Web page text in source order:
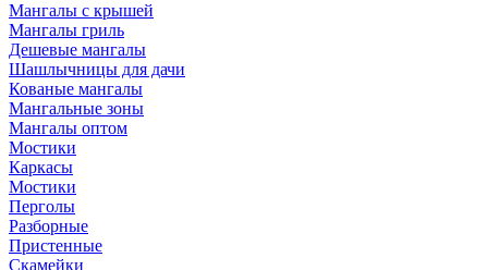
Мангалы с крышей
Мангалы гриль
Дешевые мангалы
Шашлычницы для дачи
Кованые мангалы
Мангальные зоны
Мангалы оптом
Мостики
Каркасы
Мостики
Перголы
Разборные
Пристенные
Скамейки